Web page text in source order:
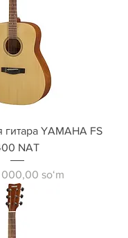
гитара YAMAHA FS
NAT
soʻm